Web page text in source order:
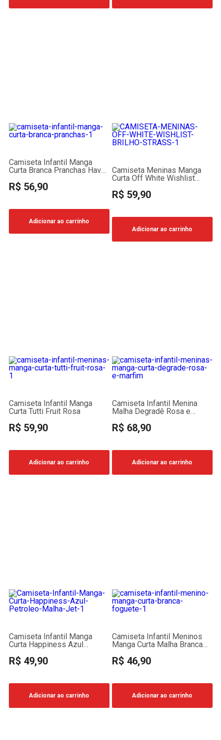
Camiseta Infantil Manga
Curta Branca Pranchas Have
R$ 56,90
Adicionar ao carrinho
Camiseta Meninas Manga
Curta Off White Wishlist
R$ 59,90
Adicionar ao carrinho
Camiseta Infantil Manga
Curta Tutti Fruit Rosa
R$ 59,90
Adicionar ao carrinho
Camiseta Infantil Menina
Malha Degradê Rosa e
R$ 68,90
Adicionar ao carrinho
Camiseta Infantil Manga
Curta Happiness Azul
R$ 49,90
Adicionar ao carrinho
Camiseta Infantil Meninos
Manga Curta Malha Branca
R$ 46,90
Adicionar ao carrinho